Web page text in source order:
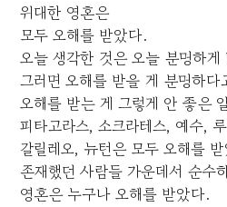
위대한 영혼은
모두 오해를 받았다.
오늘 생각한 것은 오늘 분명하게
그러면 오해를 받을 게 분명하다
오해를 받는 게 그렇게 안 좋은
피타고라스, 소크라테스, 예수,
갈릴레오, 뉴턴은 모두 오해를
존재했던 사람들 가운데서 순수
영혼은 누구나 오해를 받았다.